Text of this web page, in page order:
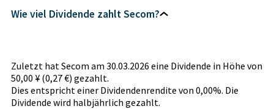
Wie viel Dividende zahlt Secom?
Zuletzt hat Secom am 30.03.2026 eine Dividende in Höhe von
50,00 ¥ (0,27 €) gezahlt.
Dies entspricht einer Dividendenrendite von 0,00%. Die
Dividende wird halbjährlich gezahlt.